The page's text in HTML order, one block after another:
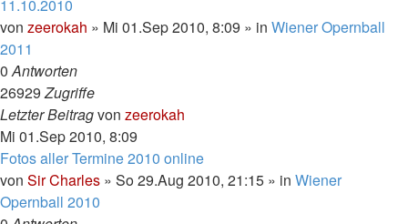
11.10.2010
von zeerokah » Mi 01.Sep 2010, 8:09 » in Wiener Opernball
2011
0Antworten
26929Zugriffe
Letzter Beitragvon zeerokah
Mi 01.Sep 2010, 8:09
Fotos aller Termine 2010 online
von Sir Charles » So 29.Aug 2010, 21:15 » in Wiener
Opernball 2010